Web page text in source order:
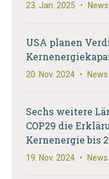
23. Jan. 2025 • News
USA planen
20. Nov. 2024 • News
Sechs weitere
COP29 die
Kernenergie bis
19. Nov. 2024 • News